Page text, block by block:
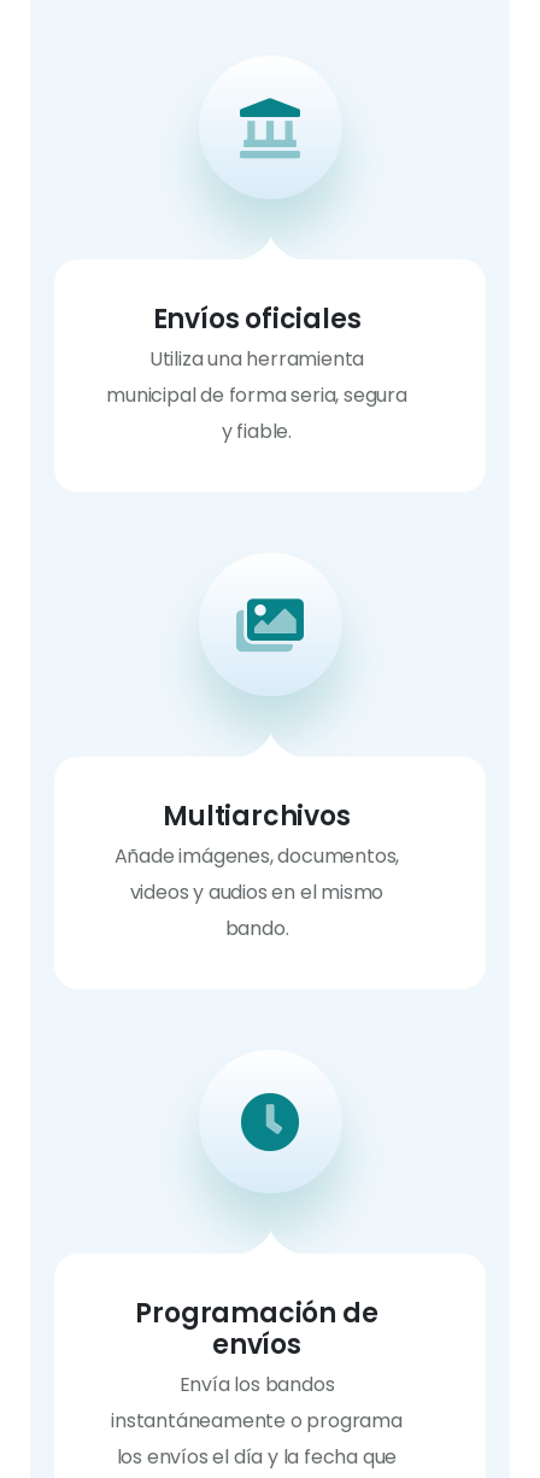
Envíos oficiales
Utiliza una herramienta
municipal de forma seria, segura
y fiable.
Multiarchivos
Añade imágenes, documentos,
videos y audios en el mismo
bando.
Programación de
envíos
Envía los bandos
instantáneamente o programa
los envíos el día y la fecha que